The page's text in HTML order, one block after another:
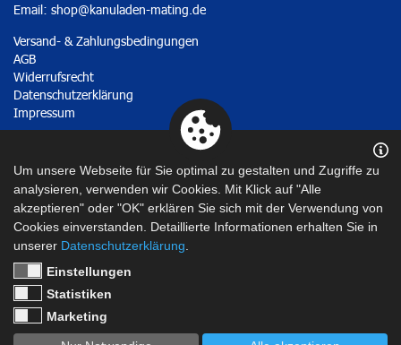
Email: shop@kanuladen-mating.de
Versand- & Zahlungsbedingungen
AGB
Widerrufsrecht
Datenschutzerklärung
Impressum
Um unsere Webseite für Sie optimal zu gestalten und Zugriffe zu
analysieren, verwenden wir Cookies. Mit Klick auf "Alle
akzeptieren" oder "OK" erklären Sie sich mit der Verwendung von
Cookies einverstanden. Detaillierte Informationen erhalten Sie in
unserer Datenschutzerklärung
Einstellungen
Statistiken
Marketing